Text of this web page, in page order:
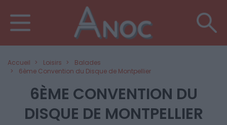
Accueil Loisirs
Balades
6ème Convention du Disque de Montpellier
6ÈME CONVENTION DU
DISQUE DE MONTPELLIER